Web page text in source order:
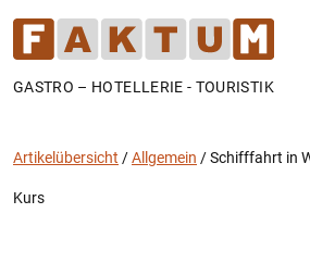
GASTRO – HOTELLERIE - TOURISTIK
Artikelübersicht /Allgemein /Schifffahrt in
Kurs